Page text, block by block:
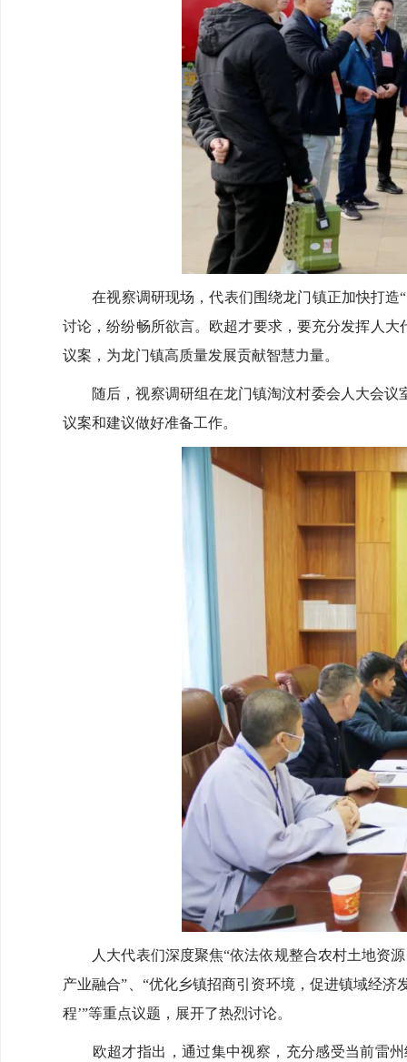
在视察调研现场，代表们围绕龙门镇正加快打造“
讨论，纷纷畅所欲言。欧超才要求，要充分发挥人
议案，为龙门镇高质量发展贡献智慧力量。
随后，视察调研组在龙门镇淘汶村委会人大会议
议案和建议做好准备工作。
人大代表们深度聚焦“依法依规整合农村土地资源
产业融合”、“优化乡镇招商引资环境，促进镇域经
程’”等重点议题，展开了热烈讨论。
欧超才指出，通过集中视察，充分感受当前雷州